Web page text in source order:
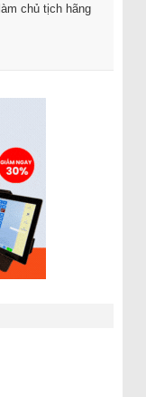
chủ tịch hãng